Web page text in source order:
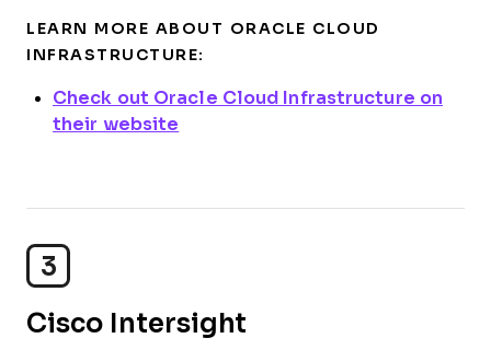
LEARN MORE ABOUT ORACLE CLOUD
INFRASTRUCTURE:
Check out Oracle Cloud Infrastructure on
their website
3
Cisco Intersight